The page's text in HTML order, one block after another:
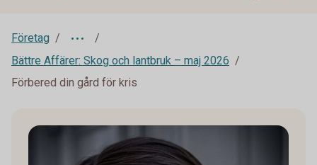
Företag
Bättre Affärer: Skog och lantbruk – maj 2026
Förbered din gård för kris